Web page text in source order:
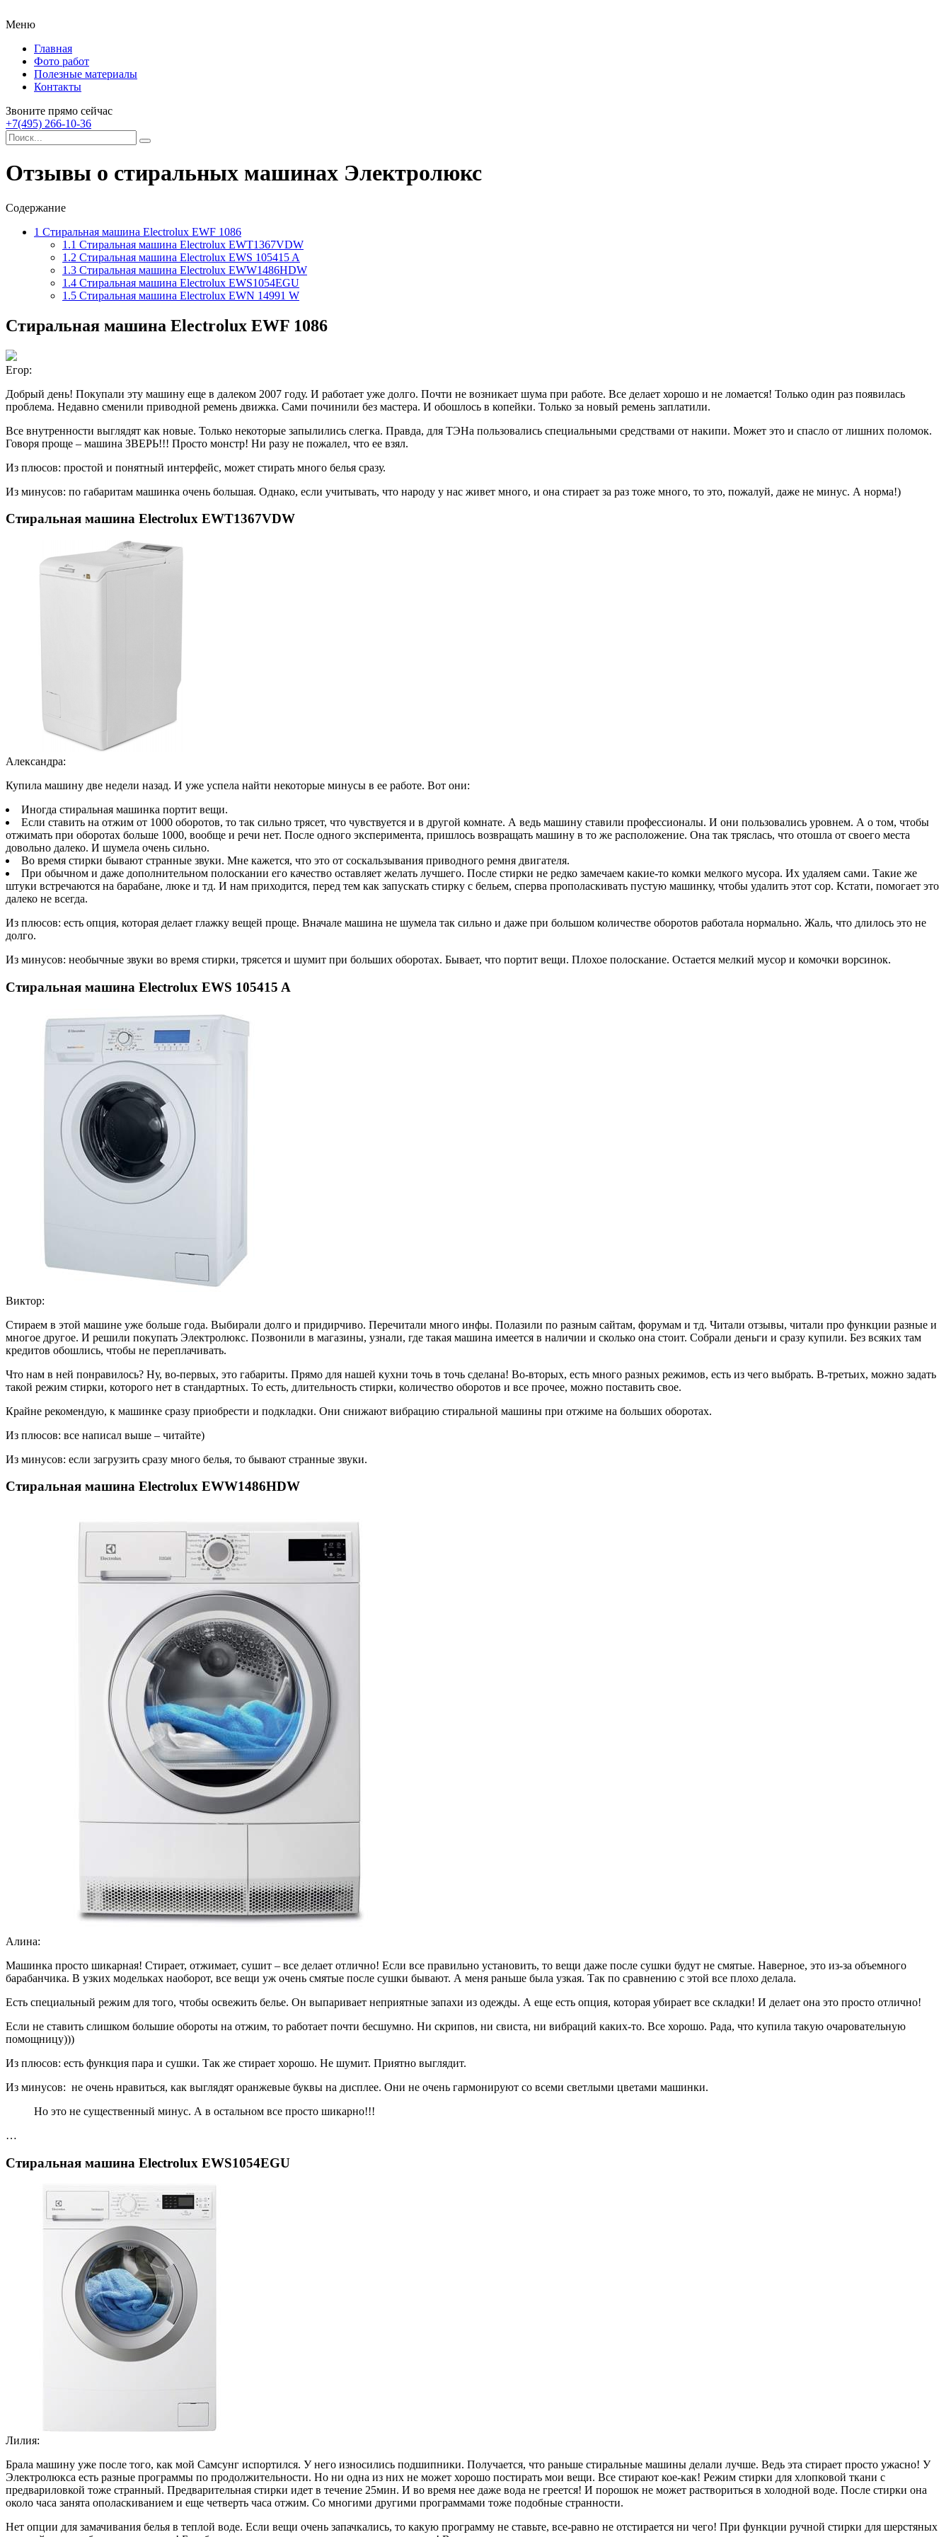
Меню
Главная
Фото работ
Полезные материалы
Контакты
Звоните прямо сейчас
+7(495) 266-10-36
Отзывы о стиральных машинах Электролюкс
Содержание
1 Стиральная машина Electrolux EWF 1086
1.1 Стиральная машина Electrolux EWT1367VDW
1.2 Стиральная машина Electrolux EWS 105415 A
1.3 Стиральная машина Electrolux EWW1486HDW
1.4 Стиральная машина Electrolux EWS1054EGU
1.5 Стиральная машина Electrolux EWN 14991 W
Стиральная машина Electrolux EWF 1086
Егор:
Добрый день! Покупали эту машину еще в далеком 2007 году. И работает уже долго. Почти не возникает шума при работе. Все делает хорошо и не ломается! Только один раз появилась
проблема. Недавно сменили приводной ремень движка. Сами починили без мастера. И обошлось в копейки. Только за новый ремень заплатили.
Все внутренности выглядят как новые. Только некоторые запылились слегка. Правда, для ТЭНа пользовались специальными средствами от накипи. Может это и спасло от лишних поломок.
Говоря проще – машина ЗВЕРЬ!!! Просто монстр! Ни разу не пожалел, что ее взял.
Из плюсов: простой и понятный интерфейс, может стирать много белья сразу.
Из минусов: по габаритам машинка очень большая. Однако, если учитывать, что народу у нас живет много, и она стирает за раз тоже много, то это, пожалуй, даже не минус. А норма!)
Стиральная машина Electrolux EWT1367VDW
Александра:
Купила машину две недели назад. И уже успела найти некоторые минусы в ее работе. Вот они:
Иногда стиральная машинка портит вещи.
Если ставить на отжим от 1000 оборотов, то так сильно трясет, что чувствуется и в другой комнате. А ведь машину ставили профессионалы. И они пользовались уровнем. А о том, чтобы
отжимать при оборотах больше 1000, вообще и речи нет. После одного эксперимента, пришлось возвращать машину в то же расположение. Она так тряслась, что отошла от своего места
довольно далеко. И шумела очень сильно.
Во время стирки бывают странные звуки. Мне кажется, что это от соскальзывания приводного ремня двигателя.
При обычном и даже дополнительном полоскании его качество оставляет желать лучшего. После стирки не редко замечаем какие-то комки мелкого мусора. Их удаляем сами. Такие же
штуки встречаются на барабане, люке и тд. И нам приходится, перед тем как запускать стирку с бельем, сперва прополаскивать пустую машинку, чтобы удалить этот сор. Кстати, помогает это
далеко не всегда.
Из плюсов: есть опция, которая делает глажку вещей проще. Вначале машина не шумела так сильно и даже при большом количестве оборотов работала нормально. Жаль, что длилось это не
долго.
Из минусов: необычные звуки во время стирки, трясется и шумит при больших оборотах. Бывает, что портит вещи. Плохое полоскание. Остается мелкий мусор и комочки ворсинок.
Стиральная машина Electrolux EWS 105415 A
Виктор:
Стираем в этой машине уже больше года. Выбирали долго и придирчиво. Перечитали много инфы. Полазили по разным сайтам, форумам и тд. Читали отзывы, читали про функции разные и
многое другое. И решили покупать Электролюкс. Позвонили в магазины, узнали, где такая машина имеется в наличии и сколько она стоит. Собрали деньги и сразу купили. Без всяких там
кредитов обошлись, чтобы не переплачивать.
Что нам в ней понравилось? Ну, во-первых, это габариты. Прямо для нашей кухни точь в точь сделана! Во-вторых, есть много разных режимов, есть из чего выбрать. В-третьих, можно задать
такой режим стирки, которого нет в стандартных. То есть, длительность стирки, количество оборотов и все прочее, можно поставить свое.
Крайне рекомендую, к машинке сразу приобрести и подкладки. Они снижают вибрацию стиральной машины при отжиме на больших оборотах.
Из плюсов: все написал выше – читайте)
Из минусов: если загрузить сразу много белья, то бывают странные звуки.
Стиральная машина Electrolux EWW1486HDW
Алина:
Машинка просто шикарная! Стирает, отжимает, сушит – все делает отлично! Если все правильно установить, то вещи даже после сушки будут не смятые. Наверное, это из-за объемного
барабанчика. В узких модельках наоборот, все вещи уж очень смятые после сушки бывают. А меня раньше была узкая. Так по сравнению с этой все плохо делала.
Есть специальный режим для того, чтобы освежить белье. Он выпаривает неприятные запахи из одежды. А еще есть опция, которая убирает все складки! И делает она это просто отлично!
Если не ставить слишком большие обороты на отжим, то работает почти бесшумно. Ни скрипов, ни свиста, ни вибраций каких-то. Все хорошо. Рада, что купила такую очаровательную
помощницу)))
Из плюсов: есть функция пара и сушки. Так же стирает хорошо. Не шумит. Приятно выглядит.
Из минусов: не очень нравиться, как выглядят оранжевые буквы на дисплее. Они не очень гармонируют со всеми светлыми цветами машинки.
Но это не существенный минус. А в остальном все просто шикарно!!!
…
Стиральная машина Electrolux EWS1054EGU
Лилия:
Брала машину уже после того, как мой Самсунг испортился. У него износились подшипники. Получается, что раньше стиральные машины делали лучше. Ведь эта стирает просто ужасно! У
Электролюкса есть разные программы по продолжительности. Но ни одна из них не может хорошо постирать мои вещи. Все стирают кое-как! Режим стирки для хлопковой ткани с
предвариловкой тоже странный. Предварительная стирки идет в течение 25мин. И во время нее даже вода не греется! И порошок не может раствориться в холодной воде. После стирки она
около часа занята ополаскиванием и еще четверть часа отжим. Со многими другими программами тоже подобные странности.
Нет опции для замачивания белья в теплой воде. Если вещи очень запачкались, то какую программу не ставьте, все-равно не отстирается ни чего! При функции ручной стирки для шерстяных